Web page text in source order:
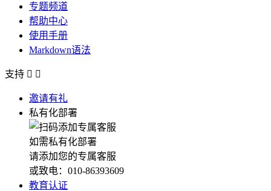
专题频道
帮助中心
使用手册
Markdown语法
支持  
邀请有礼
私有化部署
如需私有化部署
请添加您的专属客服
或致电：010-86393609
教育认证